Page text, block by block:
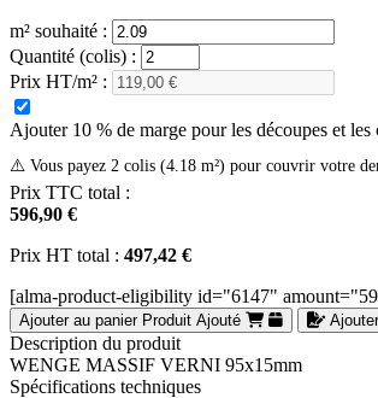
m² souhaité :
Quantité (colis) :
Prix HT/m² :
Ajouter 10 % de marge pour les découpes et les
⚠️ Vous payez 2 colis (4.18 m²) pour couvrir votre
Prix TTC total :
596,90 €
Prix HT total : 497,42 €
[alma-product-eligibility id="6147"
Ajouter au panier Produit Ajouté
Description du produit
WENGE MASSIF VERNI 95x15mm
Spécifications techniques